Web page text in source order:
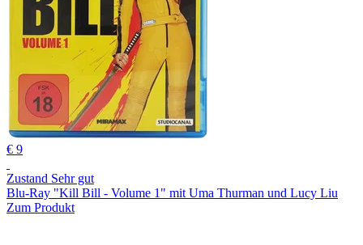
€ 9
Zustand Sehr gut
Blu-Ray "Kill Bill - Volume 1" mit Uma Thurman und Lucy Liu
Zum Produkt